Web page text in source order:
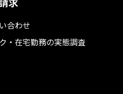
合わせ
・在宅勤務の実態調査